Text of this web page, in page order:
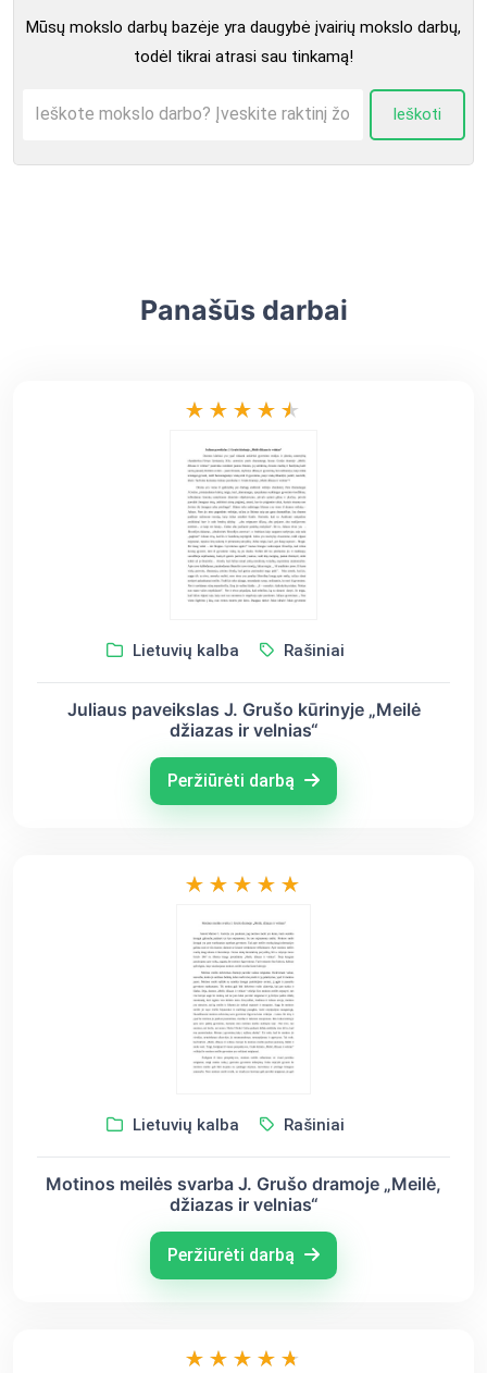
Mūsų mokslo darbų bazėje yra daugybė įvairių mokslo darbų,
todėl tikrai atrasi sau tinkamą!
Ieškoti
Panašūs darbai
Lietuvių kalba Rašiniai
Juliaus paveikslas J. Grušo kūrinyje „Meilė
džiazas ir velnias“
Peržiūrėti darbą
Lietuvių kalba Rašiniai
Motinos meilės svarba J. Grušo dramoje „Meilė,
džiazas ir velnias“
Peržiūrėti darbą